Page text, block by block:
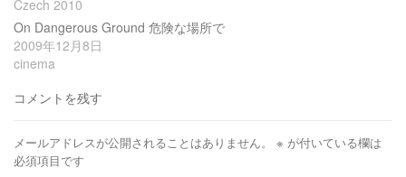
Czech 2010
On Dangerous Ground 危険な場所で
2009年12月8日
cinema
コメントを残す
メールアドレスが公開されることはありません。 ※ が付いている欄は
必須項目です